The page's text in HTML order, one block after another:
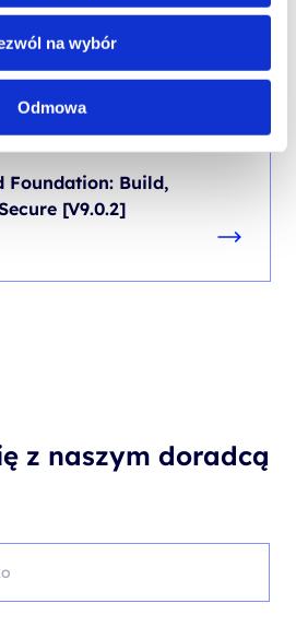
na wybór
Odmowa
[V9.0]
Foundation: Build,
[V9.0.2]
z naszym doradcą